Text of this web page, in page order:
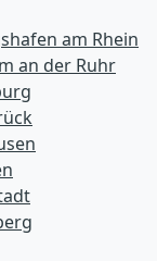
am Rhein
an der Ruhr